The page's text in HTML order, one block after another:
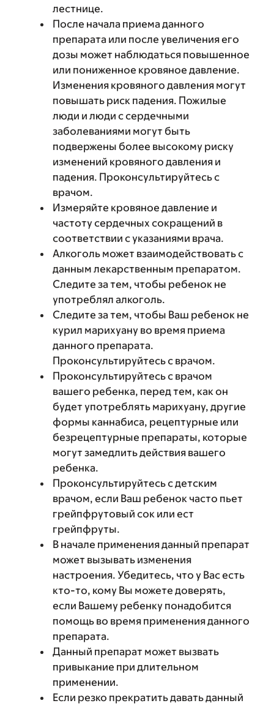
лестнице.
После начала приема данного
препарата или после увеличения его
дозы может наблюдаться повышенное
или пониженное кровяное давление.
Изменения кровяного давления могут
повышать риск падения. Пожилые
люди и люди с сердечными
заболеваниями могут быть
подвержены более высокому риску
изменений кровяного давления и
падения. Проконсультируйтесь с
врачом.
Измеряйте кровяное давление и
частоту сердечных сокращений в
соответствии с указаниями врача.
Алкоголь может взаимодействовать с
данным лекарственным препаратом.
Следите за тем, чтобы ребенок не
употреблял алкоголь.
Следите за тем, чтобы Ваш ребенок не
курил марихуану во время приема
данного препарата.
Проконсультируйтесь с врачом.
Проконсультируйтесь с врачом
вашего ребенка, перед тем, как он
будет употреблять марихуану, другие
формы каннабиса, рецептурные или
безрецептурные препараты, которые
могут замедлить действия вашего
ребенка.
Проконсультируйтесь с детским
врачом, если Ваш ребенок часто пьет
грейпфрутовый сок или ест
грейпфруты.
В начале применения данный препарат
может вызывать изменения
настроения. Убедитесь, что у Вас есть
кто-то, кому Вы можете доверять,
если Вашему ребенку понадобится
помощь во время применения данного
препарата.
Данный препарат может вызвать
привыкание при длительном
применении.
Если резко прекратить давать данный